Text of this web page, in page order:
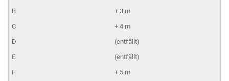
+ 3 m
+ 4 m
(entfällt)
(entfällt)
+ 5 m